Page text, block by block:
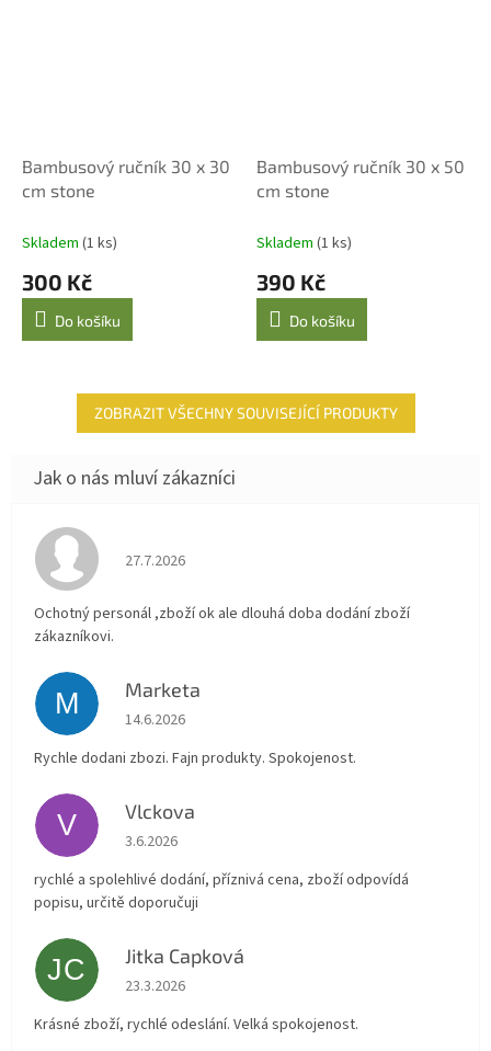
Bambusový ručník 30 x 30
cm stone
Skladem (1 ks)
300 Kč
Do košíku
Bambusový ručník 30 x 50
cm stone
Skladem (1 ks)
390 Kč
Do košíku
ZOBRAZIT VŠECHNY SOUVISEJÍCÍ PRODUKTY
Hodnocení obchodu je 4 z 5 hvězdiček.
27.7.2026
Ochotný personál ,zboží ok ale dlouhá doba dodání zboží
zákazníkovi.
M Marketa
Hodnocení obchodu je 5 z 5 hvězdiček.
14.6.2026
Rychle dodani zbozi. Fajn produkty. Spokojenost.
V Vlckova
Hodnocení obchodu je 5 z 5 hvězdiček.
3.6.2026
rychlé a spolehlivé dodání, příznivá cena, zboží odpovídá
popisu, určitě doporučuji
JC Jitka Capková
Hodnocení obchodu je 5 z 5 hvězdiček.
23.3.2026
Krásné zboží, rychlé odeslání. Velká spokojenost.